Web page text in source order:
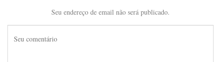
Seu endereço de email não será publicado.